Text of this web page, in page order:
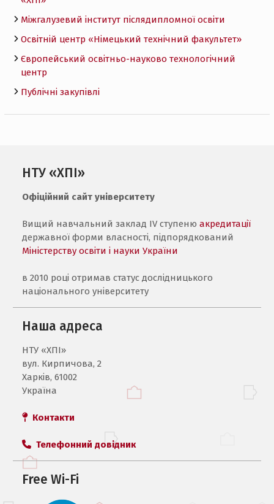
Міжгалузевий інститут післядипломної освіти
Освітній центр «Німецький технічний факультет»
Європейський освітньо-науково технологічний
центр
Публічні закупівлі
НТУ «ХПІ»
Офіційний сайт університету
Вищий навчальний заклад IV ступенюакредитації
державної форми власності, підпорядкований
Міністерству освіти і науки України
в 2010 році отримав статус дослідницького
національного університету
Наша адреса
НТУ «ХПI»
вул. Кирпичова, 2
Харків, 61002
Україна
Контакти
Телефонний довідник
Free Wi-Fi